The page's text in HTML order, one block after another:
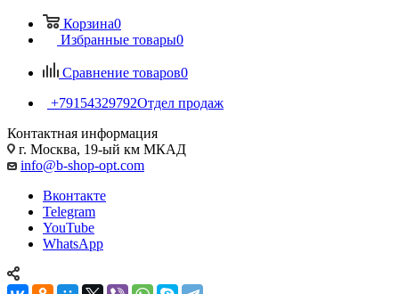
Корзина0
Избранные товары0
Сравнение товаров0
+79154329792Отдел продаж
Контактная информация
г. Москва, 19-ый км МКАД
info@b-shop-opt.com
Вконтакте
Telegram
YouTube
WhatsApp